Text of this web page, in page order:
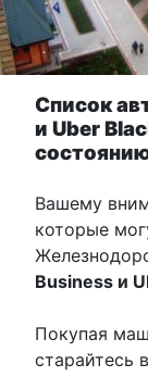
Список
и Uber
Вашему
которые
Business и
Покупая
старайтесь